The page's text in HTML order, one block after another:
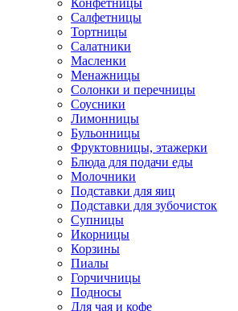
Конфетницы
Салфетницы
Тортницы
Салатники
Масленки
Менажницы
Солонки и перечницы
Соусники
Лимонницы
Бульонницы
Фруктовницы, этажерки
Блюда для подачи еды
Молочники
Подставки для яиц
Подставки для зубочисток
Супницы
Икорницы
Корзины
Пиалы
Горчичницы
Подносы
Для чая и кофе